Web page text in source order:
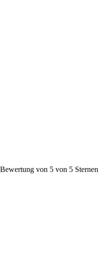
von 5 von 5 Sternen